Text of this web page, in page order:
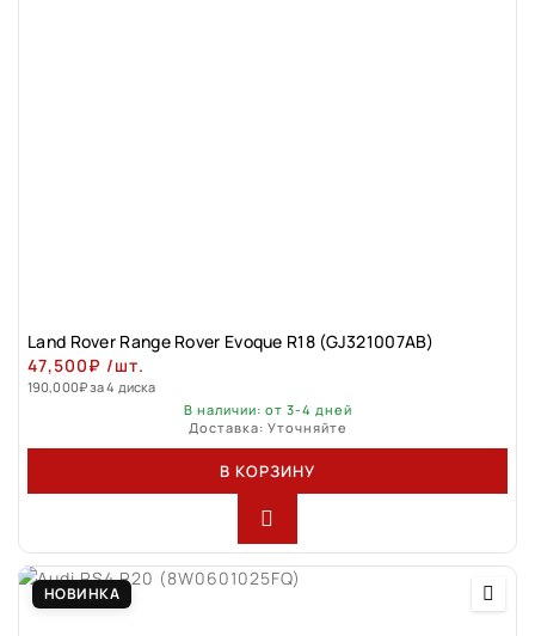
Land Rovеr Rаngе Rоver Evоque R18 (GJ321007АВ)
47,500₽ /шт.
190,000₽за 4 диска
В наличии: от 3-4 дней
Доставка: Уточняйте
В КОРЗИНУ
НОВИНКА